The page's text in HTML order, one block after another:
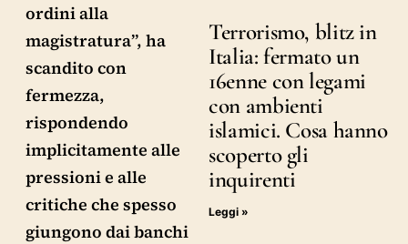
ordini alla
magistratura”, ha
scandito con
fermezza,
rispondendo
implicitamente alle
pressioni e alle
critiche che spesso
giungono dai banchi
Terrorismo, blitz in
Italia: fermato un
16enne con legami
con ambienti
islamici. Cosa hanno
scoperto gli
inquirenti
Leggi »